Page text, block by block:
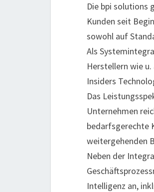
Die bpi solutions
Kunden seit
sowohl auf
Als
Herstellern wie
Insiders
Das
Unternehmen
bedarfsgerechte
weitergehenden
Neben der
Intelligenz an,